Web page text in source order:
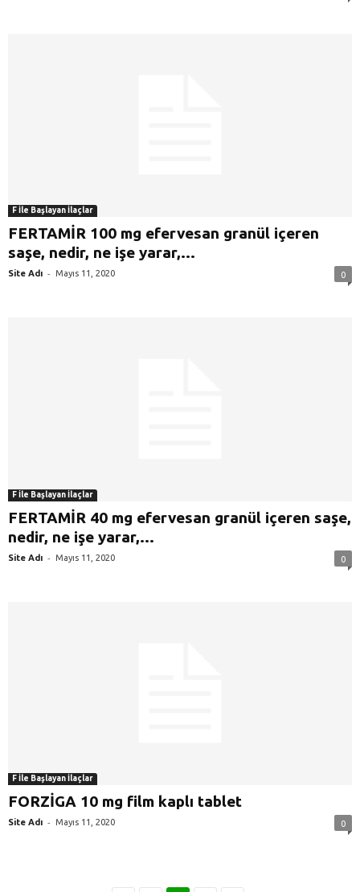
F İle Başlayan İlaçlar
FERTAMİR 100 mg efervesan granül içeren
saşe, nedir, ne işe yarar,...
Site Adı - Mayıs 11, 2020 0
F İle Başlayan İlaçlar
FERTAMİR 40 mg efervesan granül içeren saşe,
nedir, ne işe yarar,...
Site Adı - Mayıs 11, 2020 0
F İle Başlayan İlaçlar
FORZİGA 10 mg film kaplı tablet
Site Adı - Mayıs 11, 2020 0